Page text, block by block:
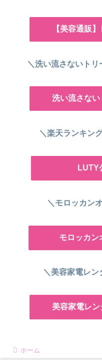
【美容通販
＼洗い流さないト
洗い流さな
＼楽天ランキン
LUTY公
＼モロッカン
モロッカン
＼美容家電レ
美容家電レ
ホーム